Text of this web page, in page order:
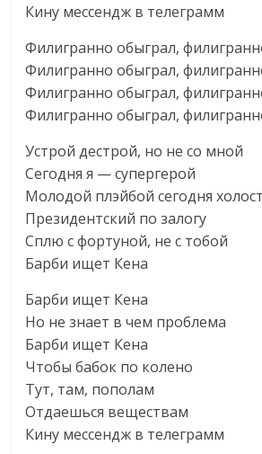
Кину мессендж в телеграмм
Филигранно обыграл,
Филигранно обыграл,
Филигранно обыграл,
Филигранно обыграл,
Устрой дестрой, но не со мной
Сегодня я — супергерой
Молодой плэйбой сегодня
Президентский по залогу
Сплю с фортуной, не с тобой
Барби ищет Кена
Барби ищет Кена
Но не знает в чем проблема
Барби ищет Кена
Чтобы бабок по колено
Тут, там, пополам
Отдаешься веществам
Кину мессендж в телеграмм